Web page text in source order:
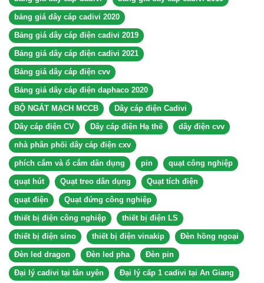
bảng giá dây cáp cadivi 2020
Bảng giá dây cáp điện cadivi 2019
Bảng giá dây cáp điện cadivi 2021
Bảng giá dây cáp điện cvv
Bảng giá dây cáp điện daphaco 2020
BỘ NGẮT MẠCH MCCB Dây cáp điện Cadivi
Dây cáp điện CV Dây cáp điện Hạ thế dây điện cvv
nhà phân phối dây cáp điện cxv
phích cắm và ổ cắm dân dụng pin quạt công nghiệp
quạt hút Quạt treo dân dụng Quạt tích điện
quạt điện Quạt đứng công nghiệp
thiết bị điện công nghiệp thiết bị điện LS
thiết bị điện sino thiết bị điện vinakip Đèn hồng ngoại
Đèn led dragon Đèn led pha Đèn pin
Đại lý cadivi tại tân uyên Đại lý cấp 1 cadivi tại An Giang